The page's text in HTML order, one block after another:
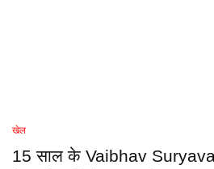
खेल
15 साल के Vaibhav